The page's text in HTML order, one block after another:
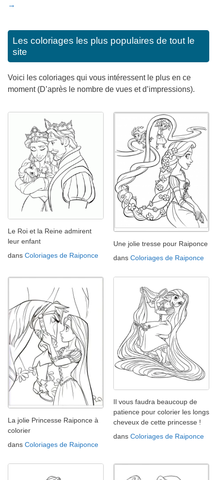
→
Les coloriages les plus populaires de tout le
site
Voici les coloriages qui vous intéressent le plus en ce
moment (D’après le nombre de vues et d’impressions).
Le Roi et la Reine admirent
leur enfant
dans Coloriages de Raiponce
Une jolie tresse pour Raiponce
dans Coloriages de Raiponce
La jolie Princesse Raiponce à
colorier
dans Coloriages de Raiponce
Il vous faudra beaucoup de
patience pour colorier les longs
cheveux de cette princesse !
dans Coloriages de Raiponce